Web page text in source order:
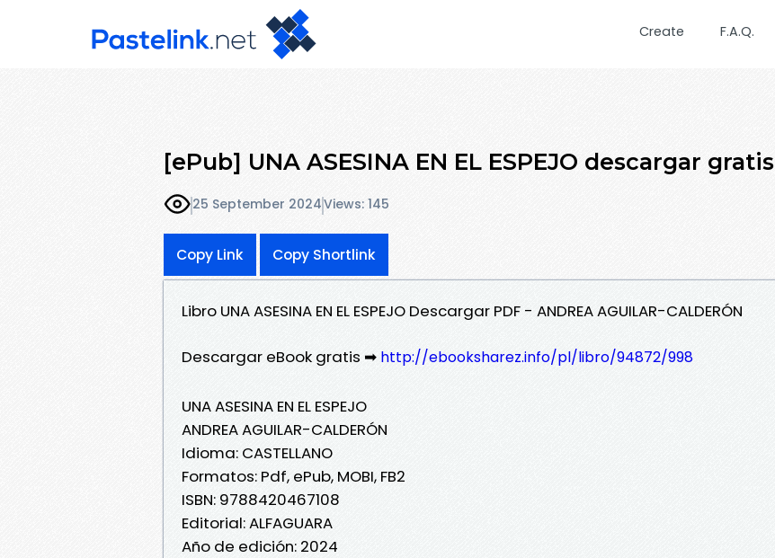
Create F.A.Q.
[ePub] UNA ASESINA EN EL ESPEJO descargar gratis
25 September 2024Views: 145
Copy Link Copy Shortlink
Libro UNA ASESINA EN EL ESPEJO Descargar PDF - ANDREA AGUILAR-CALDERÓN
Descargar eBook gratis ➡ http://ebooksharez.info/pl/libro/94872/998
UNA ASESINA EN EL ESPEJO
ANDREA AGUILAR-CALDERÓN
Idioma: CASTELLANO
Formatos: Pdf, ePub, MOBI, FB2
ISBN: 9788420467108
Editorial: ALFAGUARA
Año de edición: 2024